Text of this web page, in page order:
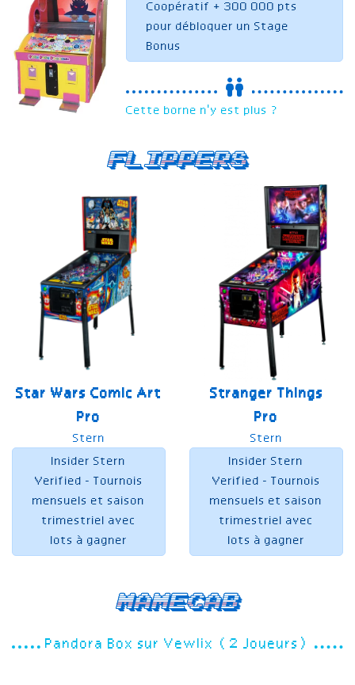
Coopératif + 300 000 pts
pour débloquer un Stage
Bonus
Cette borne n'y est plus ?
Flippers
Star Wars Comic Art
Pro
Stern
Insider Stern
Verified - Tournois
mensuels et saison
trimestriel avec
lots à gagner
Stranger Things
Pro
Stern
Insider Stern
Verified - Tournois
mensuels et saison
trimestriel avec
lots à gagner
Mamecab
Pandora Box sur Vewlix (2 Joueurs)